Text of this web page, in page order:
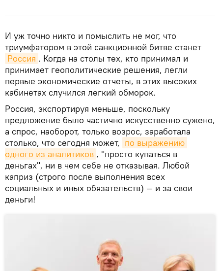
И уж точно никто и помыслить не мог, что
триумфатором в этой санкционной битве станет
Россия . Когда на столы тех, кто принимал и
принимает геополитические решения, легли
первые экономические отчеты, в этих высоких
кабинетах случился легкий обморок.
Россия, экспортируя меньше, поскольку
предложение было частично искусственно сужено,
а спрос, наоборот, только возрос, заработала
столько, что сегодня может, по выражению
одного из аналитиков , "просто купаться в
деньгах", ни в чем себе не отказывая. Любой
каприз (строго после выполнения всех
социальных и иных обязательств) — и за свои
деньги!